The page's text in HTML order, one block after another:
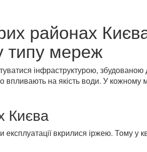
районах
типу мереж
інфраструктурою, збудованою
на якість води. У кожному
Києва
експлуатації вкрилися іржею. Тому у